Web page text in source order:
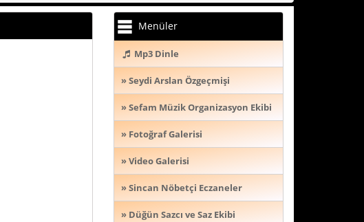
0552 474
Menüler
Mp3 Dinle
» Seydi Arslan Özgeçmişi
» Sefam Müzik Organizasyon Ekibi
» Fotoğraf Galerisi
» Video Galerisi
» Sincan Nöbetçi Eczaneler
» Düğün Sazcı ve Saz Ekibi